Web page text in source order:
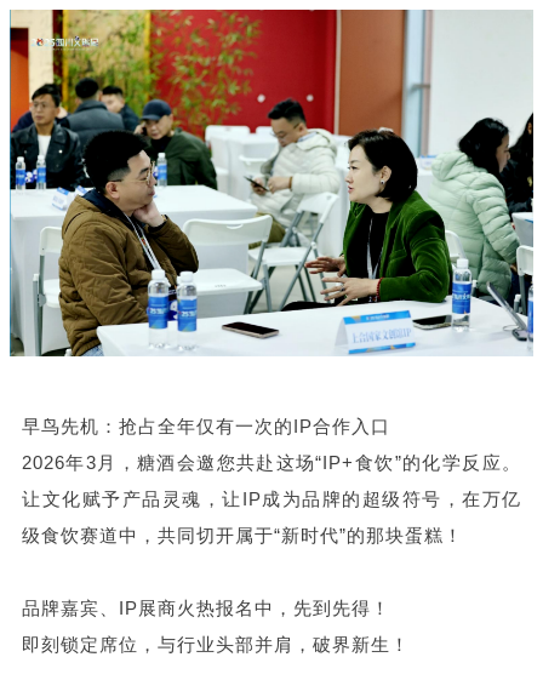
早鸟先机：抢占全年仅有一次的IP合作入口
2026年3月，糖酒会邀您共赴这场“IP+食饮”的化学反应。
让文化赋予产品灵魂，让IP成为品牌的超级符号，在万亿
级食饮赛道中，共同切开属于“新时代”的那块蛋糕！
品牌嘉宾、IP展商火热报名中，先到先得！
即刻锁定席位，与行业头部并肩，破界新生！